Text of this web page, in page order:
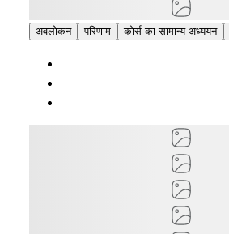
अवलोकन परिणाम कोर्स का सामान्य अध्ययन